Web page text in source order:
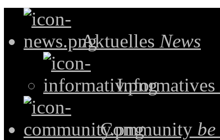
Aktuelles News
Informatives
Community